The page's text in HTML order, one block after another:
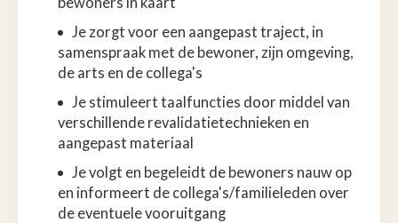
Je zorgt voor een aangepast traject, in
samenspraak met de bewoner, zijn omgeving,
de arts en de collega's
Je stimuleert taalfuncties door middel van
verschillende revalidatietechnieken en
aangepast materiaal
Je volgt en begeleidt de bewoners nauw op
en informeert de collega's/familieleden over
de eventuele vooruitgang